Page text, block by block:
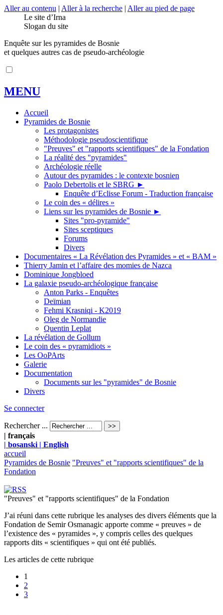
Aller au contenu | Aller à la recherche | Aller au pied de page
Le site d’Irna
Slogan du site
Enquête sur les pyramides de Bosnie
et quelques autres cas de pseudo-archéologie
MENU
Accueil
Pyramides de Bosnie
Les protagonistes
Méthodologie pseudoscientifique
"Preuves" et "rapports scientifiques" de la Fondation
La réalité des "pyramides"
Archéologie réelle
Autour des pyramides : le contexte bosnien
Paolo Debertolis et le SBRG ►
Enquête d’Eclisse Forum - Traduction française
Le coin des « délires »
Liens sur les pyramides de Bosnie ►
Sites "pro-pyramide"
Sites sceptiques
Forums
Divers
Documentaires « La Révélation des Pyramides » et « BAM »
Thierry Jamin et l’affaire des momies de Nazca
Dominique Jongbloed
La galaxie pseudo-archéologique française
Anton Parks - Enquêtes
Deïmian
Fehmi Krasniqi - K2019
Oleg de Normandie
Quentin Leplat
La révélation de Gollum
Le coin des « pyramidiots »
Les OoPArts
Galerie
Documentation
Documents sur les "pyramides" de Bosnie
Divers
Se connecter
Rechercher ...
| français
| bosanski | English
accueil
Pyramides de Bosnie "Preuves" et "rapports scientifiques" de la
Fondation
"Preuves" et "rapports scientifiques" de la Fondation
J’ai réuni dans cette rubrique les analyses des divers éléments que la
Fondation de Semir Osmanagic apporte comme « preuves » de
l’existence des « pyramides », y compris celles des quelques
rapports dits « scientifiques » qui ont été publiés.
Les articles de cette rubrique
1
2
3